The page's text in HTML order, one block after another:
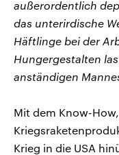
außerordentlich
das unterirdische
Häftlinge bei der
Hungergestalten
anständigen
Mit dem Know-
Krieg in die USA